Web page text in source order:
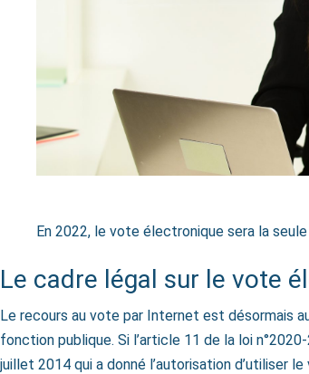
En 2022, le vote électronique sera la
Le cadre légal sur le vote
Le recours au vote par Internet est désormais
fonction publique. Si l’article 11 de la loi
juillet 2014 qui a donné l’autorisation d’utiliser